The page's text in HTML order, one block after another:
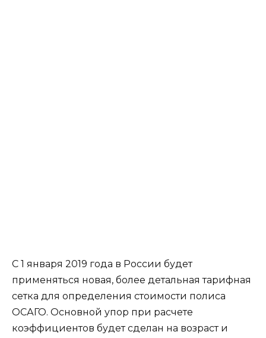
С 1 января 2019 года в России будет
применяться новая, более детальная тарифная
сетка для определения стоимости полиса
ОСАГО. Основной упор при расчете
коэффициентов будет сделан на возраст и